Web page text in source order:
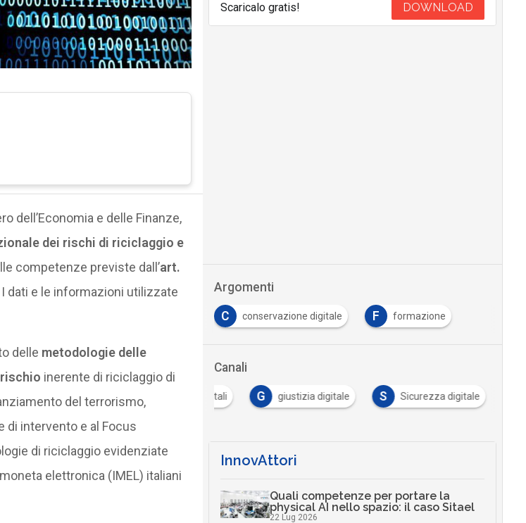
dell’Economia e delle Finanze,
dei rischi di riciclaggio e
competenze previste dall’art.
I dati e le informazioni utilizzate
delle metodologie delle
inerente di riciclaggio di
del terrorismo,
di intervento e al Focus
di riciclaggio evidenziate
elettronica (IMEL) italiani
Scaricalo gratis! DOWNLOAD
Argomenti
C conservazione digitale F formazione
Canali
Documenti digitali G giustizia digitale S Sicurezza digitale
InnovAttori
Quali competenze per portare la
physical AI nello spazio: il caso Sitael
22 Lug 2026